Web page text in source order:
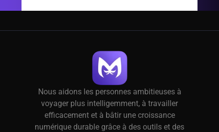
Nous aidons les personnes ambitieuses à
voyager plus intelligemment, à travailler
efficacement et à bâtir une croissance
numérique durable grâce à des outils et des